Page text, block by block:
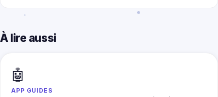
À lire aussi
🤖
APP GUIDES